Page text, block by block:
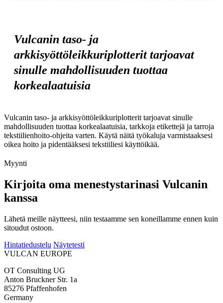
Vulcanin taso- ja
arkkisyöttöleikkuriplotterit tarjoavat
sinulle mahdollisuuden tuottaa
korkealaatuisia
Vulcanin taso- ja arkkisyöttöleikkuriplotterit tarjoavat sinulle
mahdollisuuden tuottaa korkealaatuisia, tarkkoja etikettejä ja tarroja
tekstiilienhoito-ohjeita varten. Käytä näitä työkaluja varmistaaksesi
oikea hoito ja pidentääksesi tekstiiliesi käyttöikää.
Myynti
Kirjoita oma menestystarinasi Vulcanin
kanssa
Lähetä meille näytteesi, niin testaamme sen koneillamme ennen kuin
sitoudut ostoon.
Hintatiedustelu Näytetesti
VULCAN EUROPE
OT Consulting UG
Anton Bruckner Str. 1a
85276 Pfaffenhofen
Germany